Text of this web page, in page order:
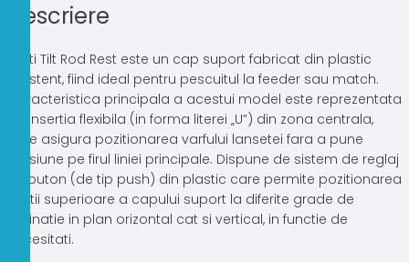
LEEDA
TILT
ROD
REST
LARGE
Descriere
Multi Tilt Rod Rest este un cap suport fabricat din plastic
rezistent, fiind ideal pentru pescuitul la feeder sau match.
Caracteristica principala a acestui model este reprezentata
de insertia flexibila (in forma literei „U”) din zona centrala,
care asigura pozitionarea varfului lansetei fara a pune
presiune pe firul liniei principale. Dispune de sistem de reglaj
cu buton (de tip push) din plastic care permite pozitionarea
partii superioare a capului suport la diferite grade de
inclinatie in plan orizontal cat si vertical, in functie de
necesitati.